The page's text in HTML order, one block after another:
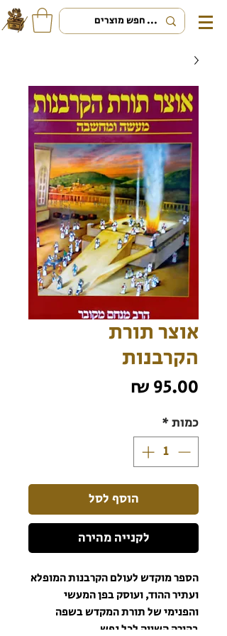
אוצר תורת
הקרבנות
כמות*
הוסף לסל
לקנייה מהירה
הספר מוקדש לעולם הקרבנות המופלא
ועתיר ההוד, ועוסק בפן המעשי
והפנימי של תורת המקדש בשפה
בהירה השווה לכל נפש.